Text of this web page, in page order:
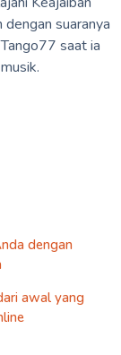
suaranya
saat ia
dengan
awal yang